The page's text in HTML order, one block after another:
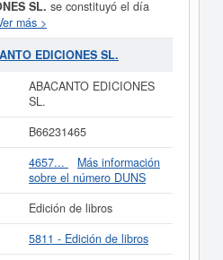
SL. se constituyó el día
de EDICION DE LIBROS,
EN FORMATO FISICO
PRODUCCION Y
CUALQUIER MEDIO O RED
ETC. El CNAE al que está
ABACANTO EDICIONES
ha consultado el 08/11/2020,
de consultas de 881. Para
puede aspirar esta
aquí mismo. Esta empresa
esta empresa en Barcelona y
hasta ahora 4 actos.
más >
EDICIONES SL.
ABACANTO EDICIONES
SL.
B66231465
4657...
Más información
sobre el número DUNS
Edición de libros
5811 - Edición de libros